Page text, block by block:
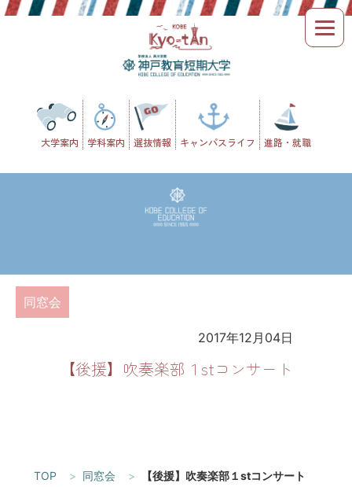
Skip
to
大学案内 学科案内 選抜情報 キャンパスライフ 進路・就職
同窓会
2017年12月04日
【後援】吹奏楽部１stコンサート
TOP 同窓会 【後援】吹奏楽部１stコンサート